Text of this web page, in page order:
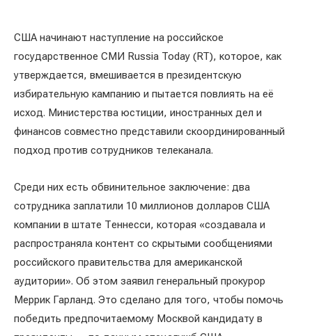
США начинают наступление на российское
государственное СМИ Russia Today (RT), которое, как
утверждается, вмешивается в президентскую
избирательную кампанию и пытается повлиять на её
исход. Министерства юстиции, иностранных дел и
финансов совместно представили скоординированный
подход против сотрудников телеканала.
Среди них есть обвинительное заключение: два
сотрудника заплатили 10 миллионов долларов США
компании в штате Теннесси, которая «создавала и
распространяла контент со скрытыми сообщениями
российского правительства для американской
аудитории». Об этом заявил генеральный прокурор
Меррик Гарланд. Это сделано для того, чтобы помочь
победить предпочитаемому Москвой кандидату в